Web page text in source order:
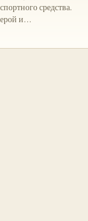
средства.
и…